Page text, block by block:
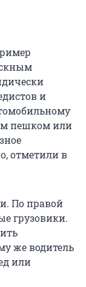
и
пешком или
отметили в
По правой
грузовики.
же водитель
или